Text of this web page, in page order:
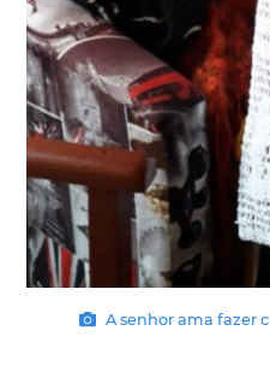
A senhor ama fazer